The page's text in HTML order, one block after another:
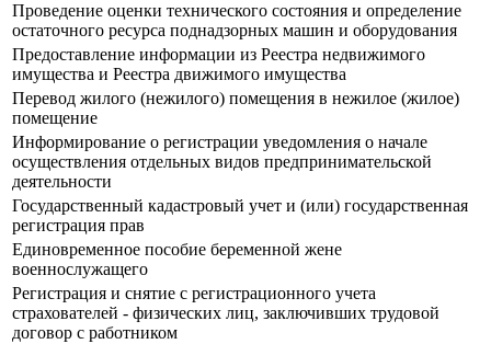
Проведение оценки технического состояния и определение
остаточного ресурса поднадзорных машин и оборудования
Предоставление информации из Реестра недвижимого
имущества и Реестра движимого имущества
Перевод жилого (нежилого) помещения в нежилое (жилое)
помещение
Информирование о регистрации уведомления о начале
осуществления отдельных видов предпринимательской
деятельности
Государственный кадастровый учет и (или) государственная
регистрация прав
Единовременное пособие беременной жене
военнослужащего
Регистрация и снятие с регистрационного учета
страхователей - физических лиц, заключивших трудовой
договор с работником